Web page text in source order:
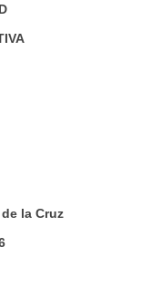
la Cruz